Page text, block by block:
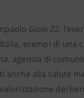
Gioia 22,
esempi di una
agenzia di
anche alla salute
dei